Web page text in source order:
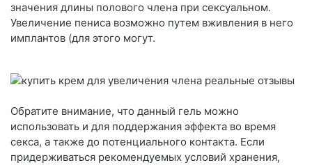
значения длины полового члена при сексуальном.
Увеличение пениса возможно путем вживления в него
имплантов (для этого могут.
Обратите внимание, что данный гель можно
использовать и для поддержания эффекта во время
секса, а также до потенциального контакта. Если
придерживаться рекомендуемых условий хранения,